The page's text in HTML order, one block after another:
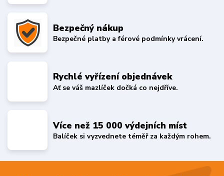
Bezpečný nákup
Bezpečné platby a férové podmínky vrácení.
Rychlé vyřízení objednávek
Ať se váš mazlíček dočká co nejdříve.
Více než 15 000 výdejních míst
Balíček si vyzvednete téměř za každým rohem.